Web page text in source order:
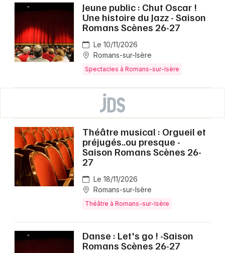
Jeune public : Chut Oscar !
Une histoire du Jazz - Saison
Romans Scènes 26-27
Le 10/11/2026
Romans-sur-Isère
Spectacles à Romans-sur-Isère
Théâtre musical : Orgueil et
préjugés..ou presque -
Saison Romans Scènes 26-
27
Le 18/11/2026
Romans-sur-Isère
Théâtre à Romans-sur-Isère
Danse : Let's go ! -Saison
Romans Scènes 26-27